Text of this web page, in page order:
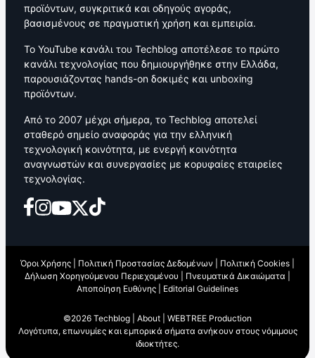
προϊόντων, συγκριτικά και οδηγούς αγοράς,
βασισμένους σε πραγματική χρήση και εμπειρία.
Το YouTube κανάλι του Techblog αποτέλεσε το πρώτο
κανάλι τεχνολογίας που δημιουργήθηκε στην Ελλάδα,
παρουσιάζοντας hands-on δοκιμές και unboxing
προϊόντων.
Από το 2007 μέχρι σήμερα, το Techblog αποτελεί
σταθερό σημείο αναφοράς για την ελληνική
τεχνολογική κοινότητα, με ενεργή κοινότητα
αναγνωστών και συνεργασίες με κορυφαίες εταιρείες
τεχνολογίας.
Όροι Χρήσης Πολιτική Προστασίας Δεδομένων Πολιτική Cookies
Δήλωση Χορηγούμενου Περιεχομένου
Πνευματικά Δικαιώματα
Αποποίηση Ευθύνης
Editorial Guidelines
©2026 Techblog | About
WEBTREE Production
Λογότυπα, επωνυμίες και εμπορικά σήματα ανήκουν στους νόμιμους
ιδιοκτήτες.